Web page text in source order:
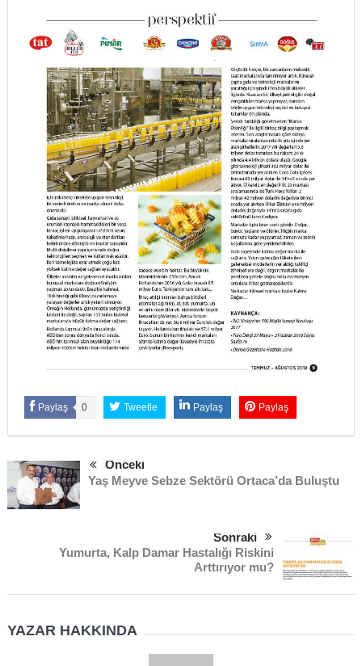
Paylaş 0 Tweetle Paylaş Paylaş
Önceki
Yaş Meyve Sebze Sektörü Ortaca’da Buluştu
Sonraki
Yumurta, Kalp Damar Hastalığı Riskini
Arttırıyor mu?
YAZAR HAKKINDA